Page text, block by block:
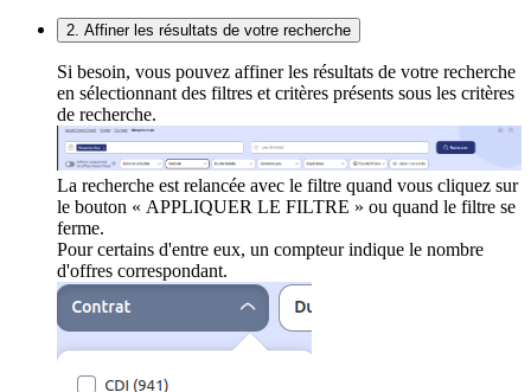
2. Affiner les résultats de votre recherche
Si besoin, vous pouvez affiner les résultats de votre recherche
en sélectionnant des filtres et critères présents sous les critères
de recherche.
La recherche est relancée avec le filtre quand vous cliquez sur
le bouton « APPLIQUER LE FILTRE » ou quand le filtre se
ferme.
Pour certains d'entre eux, un compteur indique le nombre
d'offres correspondant.